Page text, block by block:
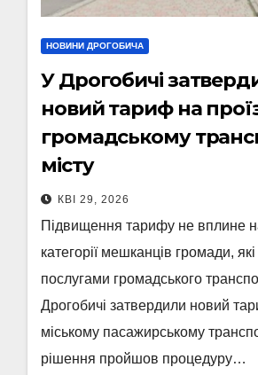
НОВИНИ ДРОГОБИЧА
У Дрогобичі
новий тариф на
громадському
місту
КВІ 29, 2026
Підвищення тарифу не вплине
категорії мешканців громади,
послугами громадського
Дрогобичі затвердили новий
міському пасажирському
рішення пройшов процедуру…